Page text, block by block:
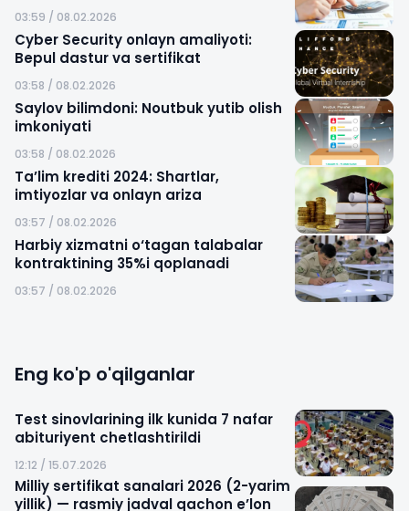
03:59 / 08.02.2026
Cyber Security onlayn amaliyoti:
Bepul dastur va sertifikat
03:58 / 08.02.2026
Saylov bilimdoni: Noutbuk yutib olish
imkoniyati
03:58 / 08.02.2026
Ta’lim krediti 2024: Shartlar,
imtiyozlar va onlayn ariza
03:57 / 08.02.2026
Harbiy xizmatni o‘tagan talabalar
kontraktining 35%i qoplanadi
03:57 / 08.02.2026
Eng ko'p o'qilganlar
Test sinovlarining ilk kunida 7 nafar
abituriyent chetlashtirildi
12:12 / 15.07.2026
Milliy sertifikat sanalari 2026 (2-yarim
yillik) — rasmiy jadval qachon e’lon